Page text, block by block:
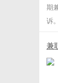
期
诉
兼